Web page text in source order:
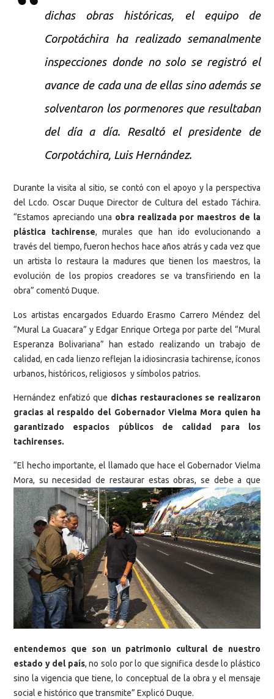
dichas obras históricas, el equipo de
Corpotáchira ha realizado semanalmente
inspecciones donde no solo se registró el
avance de cada una de ellas sino además se
solventaron los pormenores que resultaban
del día a día. Resaltó el presidente de
Corpotáchira, Luis Hernández.
Durante la visita al sitio, se contó con el apoyo y la perspectiva
del Lcdo. Oscar Duque Director de Cultura del estado Táchira.
“Estamos apreciando una obra realizada por maestros de la
plástica tachirense, murales que han ido evolucionando a
través del tiempo, fueron hechos hace años atrás y cada vez que
un artista lo restaura la madures que tienen los maestros, la
evolución de los propios creadores se va transfiriendo en la
obra” comentó Duque.
Los artistas encargados Eduardo Erasmo Carrero Méndez del
“Mural La Guacara” y Edgar Enrique Ortega por parte del “Mural
Esperanza Bolivariana” han estado realizando un trabajo de
calidad, en cada lienzo reflejan la idiosincrasia tachirense, íconos
urbanos, históricos, religiosos y símbolos patrios.
Hernández enfatizó que dichas restauraciones se realizaron
gracias al respaldo del Gobernador Vielma Mora quien ha
garantizado espacios públicos de calidad para los
tachirenses.
“El hecho importante, el llamado que hace el Gobernador Vielma
Mora, su necesidad de restaurar estas obras, se debe a que
entendemos que son un patrimonio cultural de nuestro
estado y del país, no solo por lo que significa desde lo plástico
sino la vigencia que tiene, lo conceptual de la obra y el mensaje
social e histórico que transmite” Explicó Duque.